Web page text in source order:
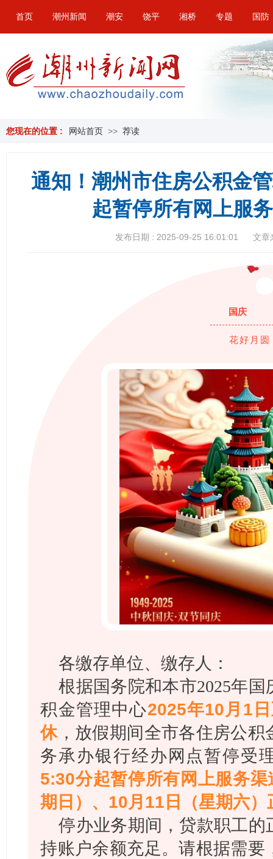
首页 潮州新闻 潮安 饶平 湘桥 专题 国防
您现在的位置 : 网站首页 >> 荐读
通知！潮州市住房公积金
起暂停所有网上服
发布日期 : 2025-09-25 16:01:01 文章
国庆
花好月
各缴存单位、缴存人：
根据国务院和本市2025年
积金管理中心2025年10月1
休，放假期间全市各住房公
务承办银行经办网点暂停受
5:30分起暂停所有网上服务
期日）、10月11日（星期六
停办业务期间，贷款职工
持账户余额充足。请根据需